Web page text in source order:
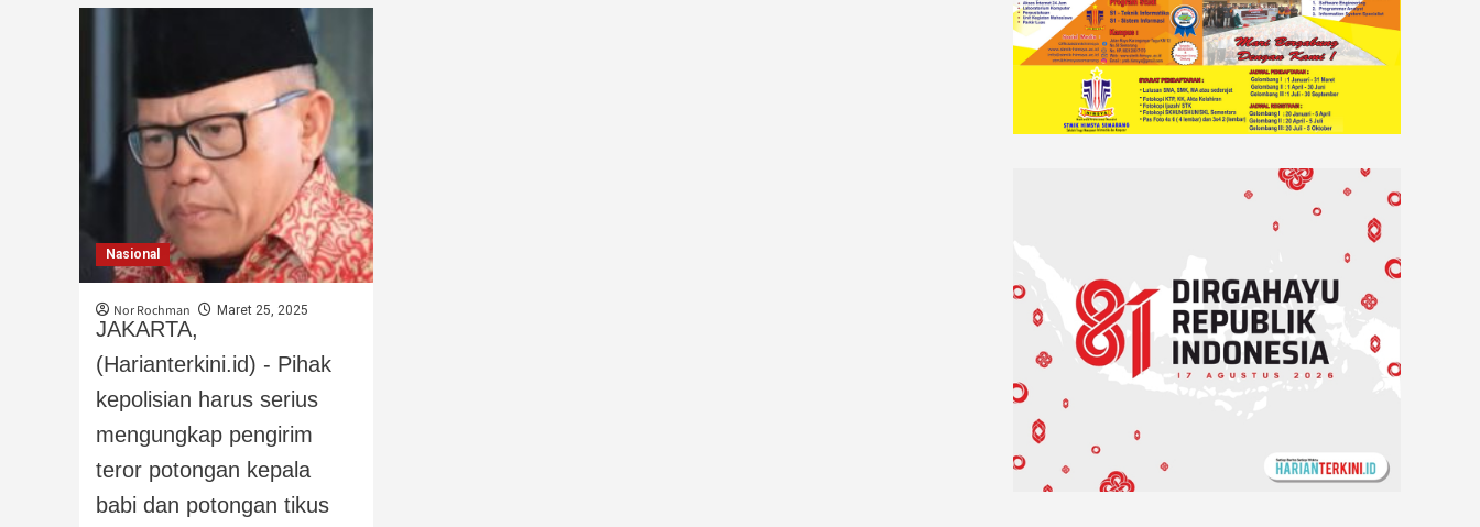
Nasional
Nor Rochman Maret 25, 2025
JAKARTA,
(Harianterkini.id) - Pihak
kepolisian harus serius
mengungkap pengirim
teror potongan kepala
babi dan potongan tikus